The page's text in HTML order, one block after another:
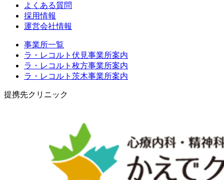
よくある質問
採用情報
運営会社情報
事業所一覧
ラ・レコルト伏見事業所案内
ラ・レコルト枚方事業所案内
ラ・レコルト茨木事業所案内
提携先クリニック